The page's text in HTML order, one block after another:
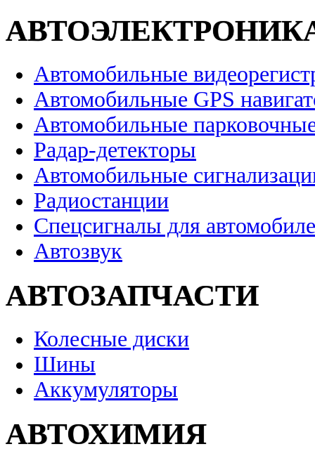
Автомобильные
Автомобильные GPS
Автомобильные
Радар-детекторы
Автомобильные
Радиостанции
Спецсигналы для
Автозвук
АВТОЗАПЧАСТИ
Колесные диски
Шины
Аккумуляторы
АВТОХИМИЯ